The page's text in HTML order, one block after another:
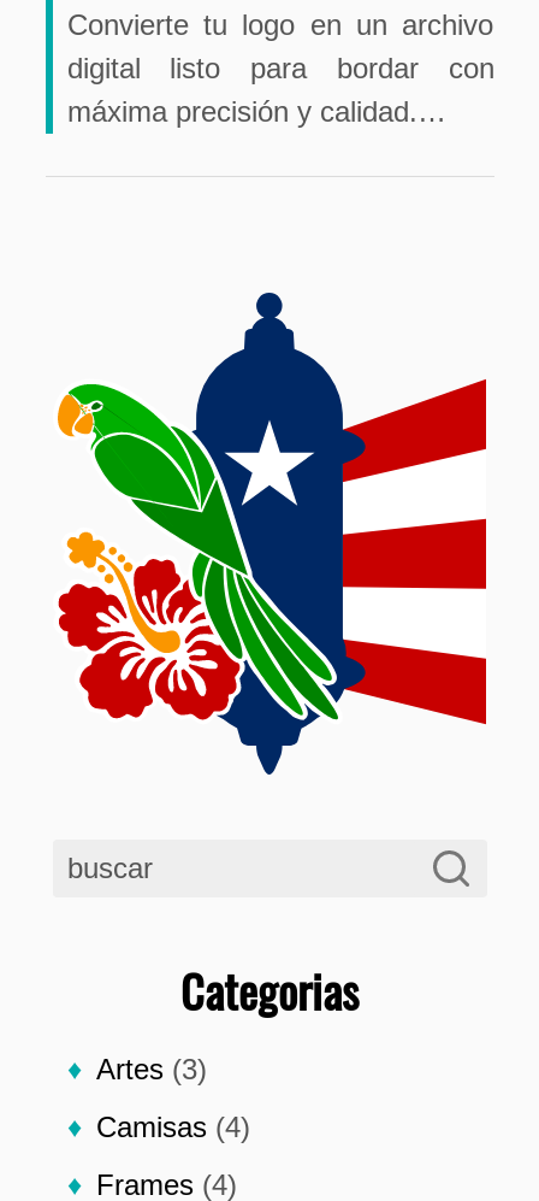
Categorias
Artes(3)
Camisas(4)
Frames(4)
Convierte tu logo en un archivo
digital listo para bordar con
máxima precisión y calidad.…